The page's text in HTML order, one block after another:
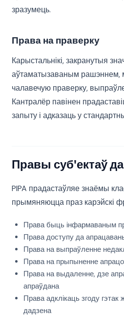
зразумець.
Права на праверку
Карыстальнікі, закранутыя
аўтаматызаваным рашэннем,
чалавечую праверку,
Кантралёр павінен
запыту і адказаць у
Правы суб'ектаў
PIPA прадастаўляе знаёмы
прымяняюцца праз карэйскі
Права быць інфармаваным
Права доступу да
Права на выпраўленне
Права на прыпыненне
Права на выдаленне, дзе
апраўдана
Права адклікаць згоду
дадзена